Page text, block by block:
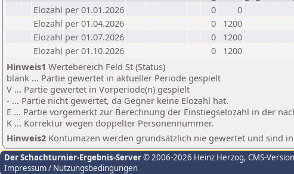
Elozahl per 01.01.2026
0
0
Elozahl per 01.04.2026
0
1200
Elozahl per 01.07.2026
0
1200
Elozahl per 01.10.2026
0
1200
Hinweis1 Wertebereich Feld St (Status)
blank ... Partie gewertet in aktueller Periode gespielt
V ... Partie gewertet in Vorperiode(n) gespielt
- ... Partie nicht gewertet, da Gegner keine Elozahl hat.
E ... Partie vorgemerkt zur Berechnung der Einstiegselozahl in der
K ... Korrektur wegen doppelter Personennummer.
Hinweis2 Kontumazen werden grundsätzlich nie gewertet und sind
Der Schachturnier-Ergebnis-Server© 2006-2026 Heinz Herzog, CMS-
Impressum / Nutzungsbedingungen